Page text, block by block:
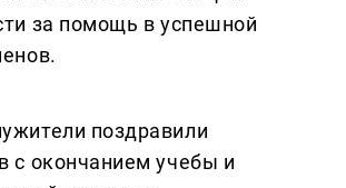
за помощь в успешной
поздравили
с окончанием учебы и